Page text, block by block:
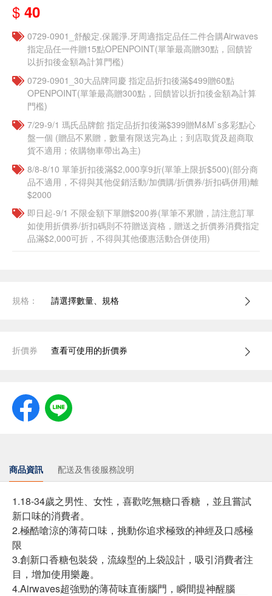
$ 40
0729-0901_舒酸定.保麗淨.牙周適指定品任二件合購Airwaves
指定品任一件贈15點OPENPOINT(單筆最高贈30點，回饋皆
以折扣後金額為計算門檻)
0729-0901_30大品牌同慶 指定品折扣後滿$499贈60點
OPENPOINT(單筆最高贈300點，回饋皆以折扣後金額為計算
門檻)
7/29-9/1 瑪氏品牌館 指定品折扣後滿$399贈M&M`s多彩點心
盤一個​ (贈品不累贈，數量有限送完為止；到店取貨及超商取
貨不適用；依購物車帶出為主)
8/8-8/10 單筆折扣後滿$2,000享9折(單筆上限折$500)(部分商
品不適用，不得與其他促銷活動/加價購/折價券/折扣碼併用)離
$2000
即日起-9/1 不限金額下單贈$200券(單筆不累贈，請注意訂單
如使用折價券/折扣碼則不符贈送資格，贈送之折價券消費指定
品滿$2,000可折，不得與其他優惠活動合併使用)
規格： 請選擇數量、規格
折價券 查看可使用的折價券
商品資訊 配送及售後服務說明
1.18-34歲之男性、女性，喜歡吃無糖口香糖 ，並且嘗試
新口味的消費者。
2.極酷嗆涼的薄荷口味，挑動你追求極致的神經及口感極
限
3.創新口香糖包裝袋，流線型的上袋設計，吸引消費者注
目，增加使用樂趣。
4.Airwaves超強勁的薄荷味直衝腦門，瞬間提神醒腦